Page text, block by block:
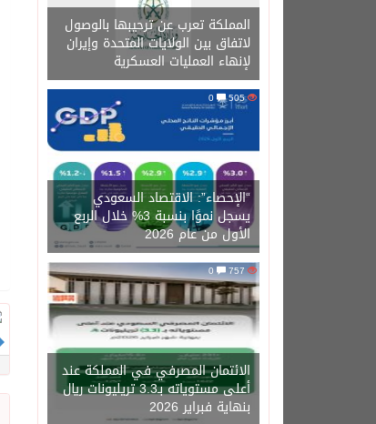
المملكة تعرب عن ترحيبها بالوصول
لاتفاق بين الولايات المتحدة وإيران
لإنهاء العمليات العسكرية
505
“الإحصاء”: الاقتصاد السعودي
يسجل نموًا بنسبة 3% خلال الربع
الأول من عام 2026
757
0
الائتمان المصرفي في المملكة عند
أعلى مستوياته بـ3.3 تريليونات ريال
بنهاية فبراير 2026